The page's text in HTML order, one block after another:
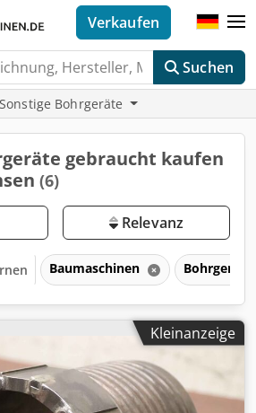
Suchen
Verkaufen
Bohrgeräte
gebraucht kaufen
(6)
Relevanz
Baumaschinen Bohrgeräte
Kleinanzeige